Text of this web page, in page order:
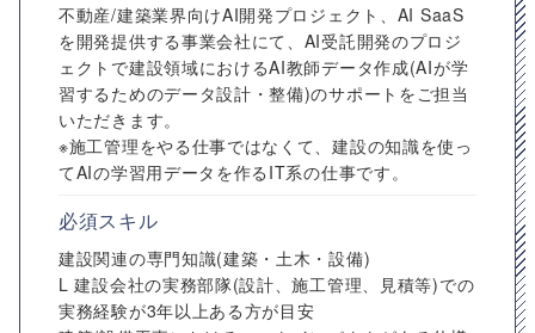
不動産/建築業界​向けAI開発プロジェクト、AI SaaS
を開発提供する事業会社にて、AI受託開発のプロジ
ェクトで建設領域におけるAI教師データ作成(AIが学
習するためのデータ設計・整備)のサポートをご担当
いただきます。
※施工管理をやる仕事ではなくて、建設の知識を使っ
てAIの学習用データを作るIT系の仕事です。
必須スキル
建設関連の専門知識(建築・土木・設備)
L 建設会社の実務部隊(設計、施工管理、見積等)での
実務経験が3年以上ある方が目安